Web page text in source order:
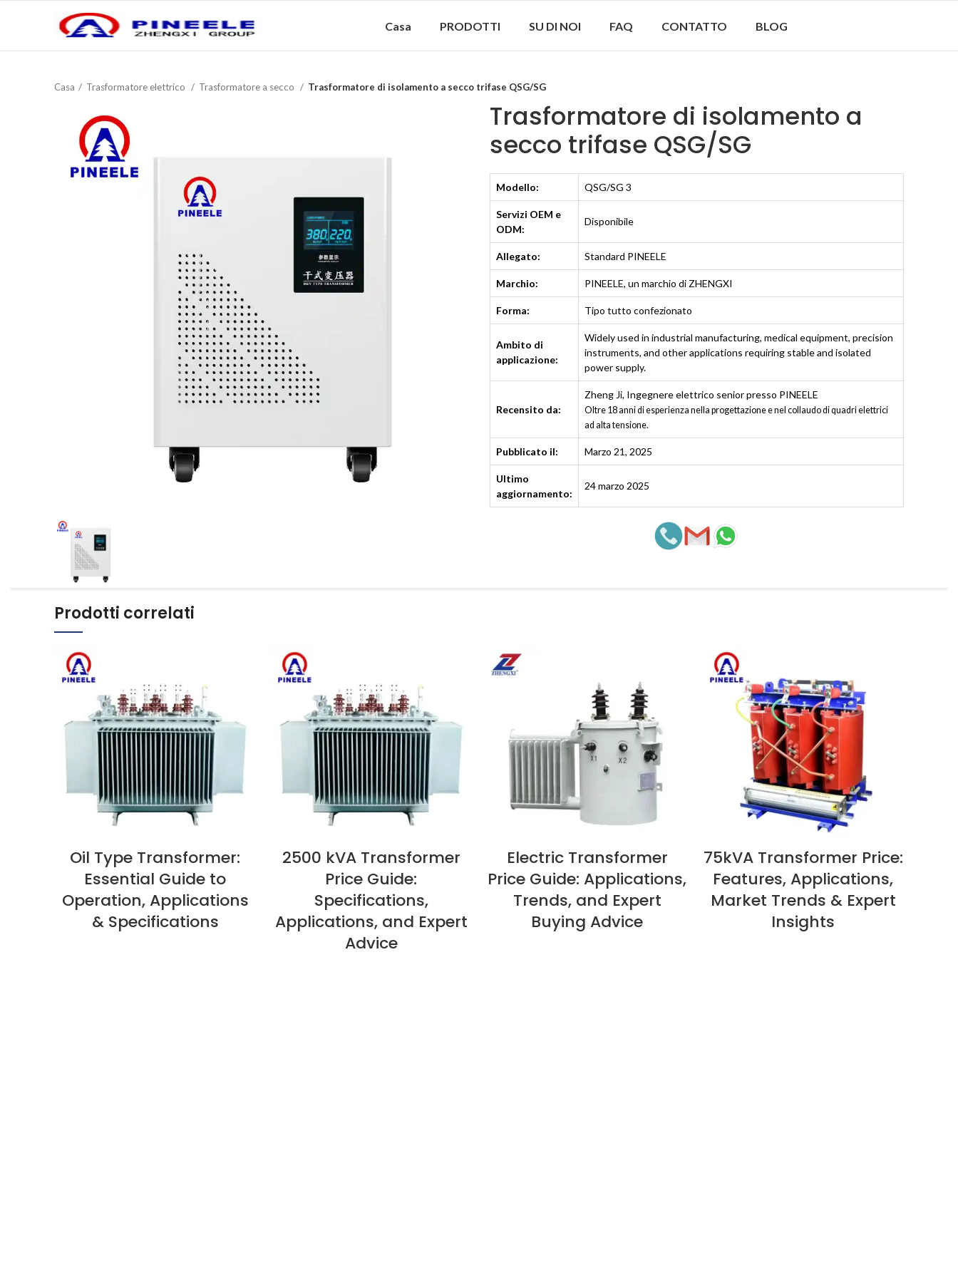
Casa PRODOTTI SU DI NOI FAQ CONTATTO BLOG
Casa Trasformatore elettrico Trasformatore a secco Trasformatore di isolamento a secco trifase QSG/SG
Trasformatore di isolamento a
secco trifase QSG/SG
Modello: QSG/SG 3
Servizi OEM e
ODM:
Disponibile
Allegato: Standard PINEELE
Marchio: PINEELE, un marchio di ZHENGXI
Forma: Tipo tutto confezionato
Ambito di
applicazione:
Widely used in industrial manufacturing, medical equipment, precision
instruments, and other applications requiring stable and isolated
power supply.
Recensito da:
Zheng Ji, Ingegnere elettrico senior presso PINEELE
Oltre 18 anni di esperienza nella progettazione e nel collaudo di quadri elettrici
ad alta tensione.
Pubblicato il: Marzo 21, 2025
Ultimo
aggiornamento:
24 marzo 2025
Prodotti correlati
VEDI ORA
Oil Type Transformer:
Essential Guide to
Operation, Applications
& Specifications
VEDI ORA
2500 kVA Transformer
Price Guide:
Specifications,
Applications, and Expert
Advice
VEDI ORA
Electric Transformer
Price Guide: Applications,
Trends, and Expert
Buying Advice
VEDI ORA
75kVA Transformer Price:
Features, Applications,
Market Trends & Expert
Insights